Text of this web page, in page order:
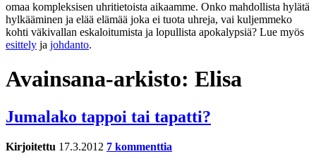
omaa kompleksisen uhritietoista aikaamme. Onko mahdollista hylätä
hylkääminen ja elää elämää joka ei tuota uhreja, vai kuljemmeko
kohti väkivallan eskaloitumista ja lopullista apokalypsiä? Lue myös
esittely ja johdanto.
Avainsana-arkisto: Elisa
Jumalako tappoi tai tapatti?
Kirjoitettu 17.3.2012 7 kommenttia